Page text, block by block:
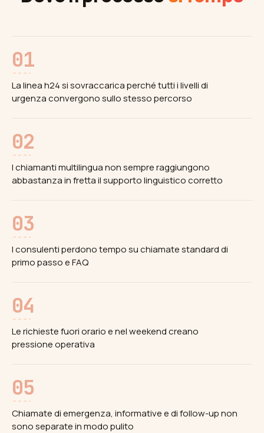
01
La linea h24 si sovraccarica perché tutti i livelli di
urgenza convergono sullo stesso percorso
02
I chiamanti multilingua non sempre raggiungono
abbastanza in fretta il supporto linguistico corretto
03
I consulenti perdono tempo su chiamate standard di
primo passo e FAQ
04
Le richieste fuori orario e nel weekend creano
pressione operativa
05
Chiamate di emergenza, informative e di follow-up non
sono separate in modo pulito